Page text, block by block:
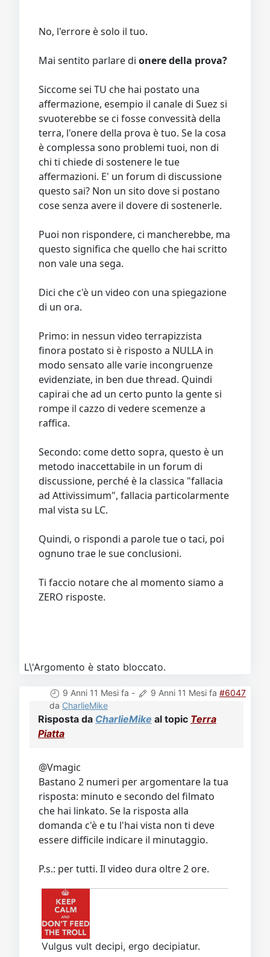
No, l'errore è solo il tuo.
Mai sentito parlare di onere della prova?
Siccome sei TU che hai postato una
affermazione, esempio il canale di Suez si
svuoterebbe se ci fosse convessità della
terra, l'onere della prova è tuo. Se la cosa
è complessa sono problemi tuoi, non di
chi ti chiede di sostenere le tue
affermazioni. E' un forum di discussione
questo sai? Non un sito dove si postano
cose senza avere il dovere di sostenerle.
Puoi non rispondere, ci mancherebbe, ma
questo significa che quello che hai scritto
non vale una sega.
Dici che c'è un video con una spiegazione
di un ora.
Primo: in nessun video terrapizzista
finora postato si è risposto a NULLA in
modo sensato alle varie incongruenze
evidenziate, in ben due thread. Quindi
capirai che ad un certo punto la gente si
rompe il cazzo di vedere scemenze a
raffica.
Secondo: come detto sopra, questo è un
metodo inaccettabile in un forum di
discussione, perché è la classica "fallacia
ad Attivissimum", fallacia particolarmente
mal vista su LC.
Quindi, o rispondi a parole tue o taci, poi
ognuno trae le sue conclusioni.
Ti faccio notare che al momento siamo a
ZERO risposte.
L\'Argomento è stato bloccato.
9 Anni 11 Mesi fa - 9 Anni 11 Mesi fa #6047
da CharlieMike
Risposta da CharlieMike al topic Terra
Piatta
@Vmagic
Bastano 2 numeri per argomentare la tua
risposta: minuto e secondo del filmato
che hai linkato. Se la risposta alla
domanda c'è e tu l'hai vista non ti deve
essere difficile indicare il minutaggio.
P.s.: per tutti. Il video dura oltre 2 ore.
Vulgus vult decipi, ergo decipiatur.